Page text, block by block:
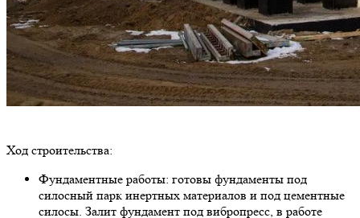
Ход строительства:
Фундаментные работы: готовы фундаменты под
силосный парк инертных материалов и под цементные
силосы. Залит фундамент под вибропресс, в работе